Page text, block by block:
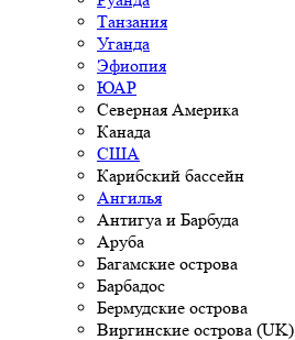
Танзания
Уганда
Эфиопия
ЮАР
Северная Америка
Канада
США
Карибский бассейн
Ангилья
Антигуа и Барбуда
Аруба
Багамские острова
Барбадос
Бермудские острова
Виргинские острова (UK)